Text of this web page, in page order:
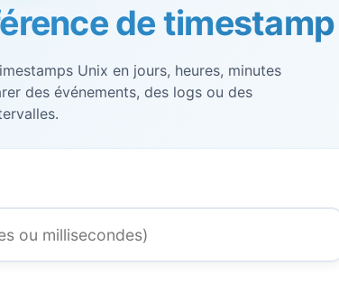
de timestamp
Unix en jours, heures, minutes
des événements, des logs ou des